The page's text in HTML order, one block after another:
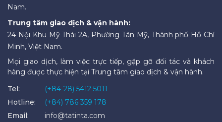
Nam.
Trung tâm giao dịch & vận hành:
24 Nội Khu Mỹ Thái 2A, Phường Tân Mỹ, Thành phố Hồ Chí
Minh, Việt Nam.
Mọi giao dịch, làm việc trực tiếp, gặp gỡ đối tác và khách
hàng được thực hiện tại Trung tâm giao dịch & vận hành.
Tel:
(+84-28) 5412 5011
Hotline:
(+84) 786 359 178
Email:
info@tatinta.com